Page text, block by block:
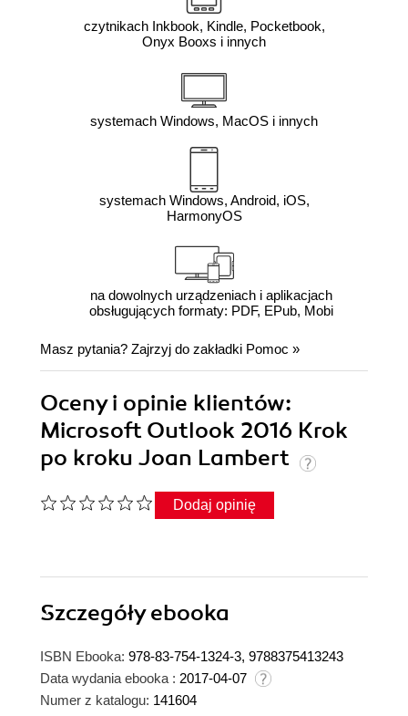
czytnikach Inkbook, Kindle, Pocketbook,
Onyx Booxs i innych
systemach Windows, MacOS i innych
systemach Windows, Android, iOS,
HarmonyOS
na dowolnych urządzeniach i aplikacjach
obsługujących formaty: PDF, EPub, Mobi
Masz pytania? Zajrzyj do zakładki Pomoc »
Oceny i opinie klientów:
Microsoft Outlook 2016 Krok
po kroku Joan Lambert
Dodaj opinię
Szczegółyebooka
ISBN Ebooka: 978-83-754-1324-3, 9788375413243
Data wydania ebooka : 2017-04-07
Numer z katalogu: 141604